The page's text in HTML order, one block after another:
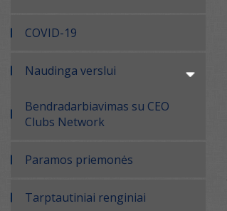
COVID-19
Naudinga verslui
Bendradarbiavimas su CEO
Clubs Network
Paramos priemonės
Tarptautiniai renginiai